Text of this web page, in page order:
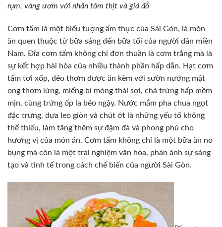
rụm, vàng ươm với nhân tôm thịt và giá đỗ
Cơm tấm là một biểu tượng ẩm thực của Sài Gòn, là món
ăn quen thuộc từ bữa sáng đến bữa tối của người dân miền
Nam. Đĩa cơm tấm không chỉ đơn thuần là cơm trắng mà là
sự kết hợp hài hòa của nhiều thành phần hấp dẫn. Hạt cơm
tấm tơi xốp, dẻo thơm được ăn kèm với sườn nướng mật
ong thơm lừng, miếng bì mỏng thái sợi, chả trứng hấp mềm
mịn, cùng trứng ốp la béo ngậy. Nước mắm pha chua ngọt
đặc trưng, dưa leo giòn và chút ớt là những yếu tố không
thể thiếu, làm tăng thêm sự đậm đà và phong phú cho
hương vị của món ăn. Cơm tấm không chỉ là một bữa ăn no
bụng mà còn là một trải nghiệm văn hóa, phản ánh sự sáng
tạo và tinh tế trong cách chế biến của người Sài Gòn.